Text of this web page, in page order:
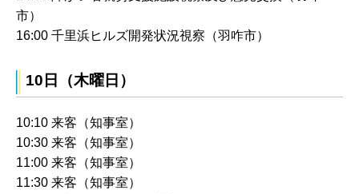
市）
16:00 千里浜ヒルズ開発状況視察（羽咋市）
10日（木曜日）
10:10 来客（知事室）
10:30 来客（知事室）
11:00 来客（知事室）
11:30 来客（知事室）